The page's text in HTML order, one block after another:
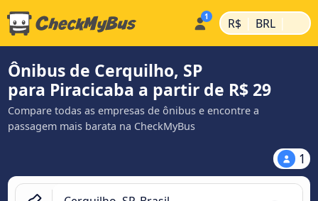
R$ | BRL |
Ônibus de Cerquilho, SP
para Piracicaba a partir de R$ 29
Compare todas as empresas de ônibus e encontre a
passagem mais barata na CheckMyBus
1